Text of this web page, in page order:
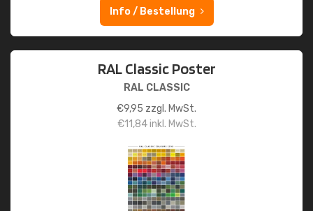
Info / Bestellung
RAL Classic Poster
RAL CLASSIC
€9,95 zzgl. MwSt.
€11,84inkl. MwSt.